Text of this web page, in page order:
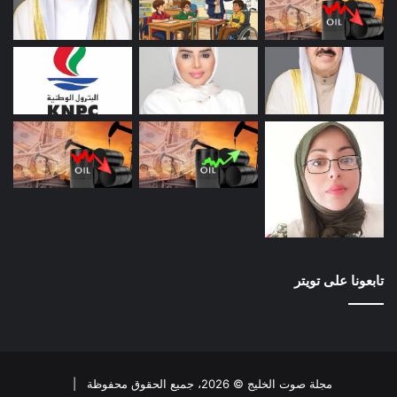
بالقانون، وتناولت المادتان الثانية والثالثة الهدف من إنشاء القانون
والمتطلبات المادية لبناء المستشفى، وحددت المواد الرابعة
والخامسة والسادسة التبعية الإدارية والمالية للمستشفى وكذلك
الهيكل التنظيمي للمستشفى.
وجاءت المواد السابعة والثامنة والتاسعة والعاشرة والحادية عشرة،
لتوضح سياسة التعامل مع المريض وأهله والمستشفى وحقوق
وواجبات كل منهم، وتنظيم الحد الأدنى والحد الأقصى لمكوث
المريض بالمستشفى.
إن الغاية من هذا الاقتراح بقانون تكمن في انتشال المدمنين من
ضحايا المخدرات والمؤثرات العقلية والكيميائية والمشروبات
بالمجتمع والنهوض بهم من أي عثرة قد تعترض طريقهم للبناء
والتنمية المنشودة
ض
ا
ض
ا
ن
تابعونا على تويتر
مجلة صوت الخليج © 2026، جميع الحقوق محفوظة |